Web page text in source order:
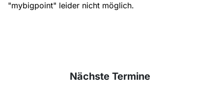
"mybigpoint" leider nicht möglich.
Nächste Termine